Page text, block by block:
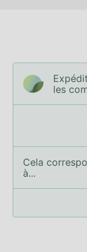
les
Cela
à...